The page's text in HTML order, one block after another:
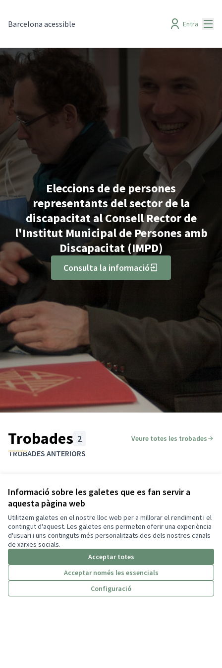
Informació sobre les galetes que es fan servir a
aquesta pàgina web
Utilitzem galetes en el nostre lloc web per a millorar el rendiment i el
contingut d'aquest. Les galetes ens permeten oferir una experiència
d'usuari i uns continguts més personalitzats des dels nostres canals
de xarxes socials.
Acceptar totes
Acceptar només les essencials
Configuració
Barcelona acessible Entra
Eleccions de de persones
representants del sector de la
discapacitat al Consell Rector de
l'Institut Municipal de Persones amb
Discapacitat (IMPD)
Consulta la informació
Trobades 2 Veure totes les trobades
TROBADES ANTERIORS
17
2026
Punt de votació Ajuntament de
Barcelona
10:00 AM CET
Eleccions de persones representants al Consell
Rector de l&#39;IMPD
10
Punt de votació Canòdrom
10:00 AM CET En línia
0
Eleccions de persones representants al Consell
Rector de l&#39;IMPD